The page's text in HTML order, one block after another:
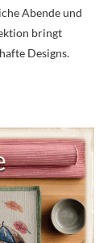
Abende und
bringt
Designs.